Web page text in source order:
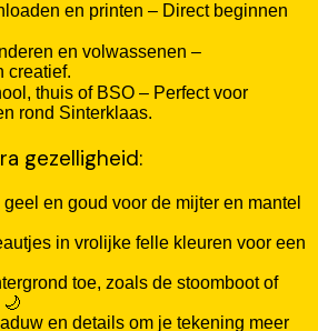
en printen – Direct beginnen
en volwassenen –
creatief.
thuis of BSO – Perfect voor
rond Sinterklaas.
gezelligheid:
en goud voor de mijter en mantel
in vrolijke felle kleuren voor een
toe, zoals de stoomboot of
en details om je tekening meer